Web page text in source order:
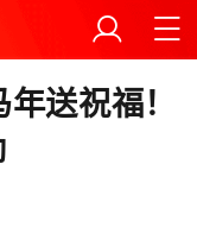
送祝福！